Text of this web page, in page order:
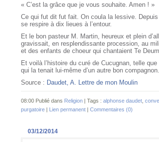
« C’est la grâce que je vous souhaite. Amen ! »
Ce qui fut dit fut fait. On coula la lessive.
se respire à dix lieues à l’entour.
Et le bon pasteur M. Martin, heureux et plein
gravissait, en resplendissante procession, au
et des enfants de choeur qui chantaient Te
Et voilà l’histoire du curé de Cucugnan, telle
qui la tenait lui-même d’un autre bon compagnon.
Source : Daudet, A. Lettre de mon Moulin
08:00 Publié dans Religion | Tags : alphonse daudet
purgatoire | Lien permanent | Commentaires (0)
03/12/2014